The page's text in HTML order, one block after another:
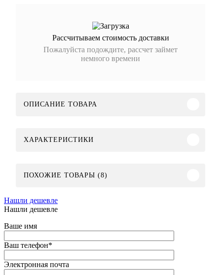
Рассчитываем стоимость доставки
Пожалуйста подождите, рассчет займет
немного времени
ОПИСАНИЕ ТОВАРА
ХАРАКТЕРИСТИКИ
ПОХОЖИЕ ТОВАРЫ (8)
Нашли дешевле
Нашли дешевле
Ваше имя
Ваш телефон*
Электронная почта